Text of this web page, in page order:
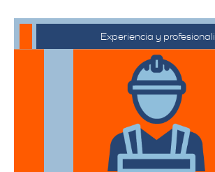
Experiencia y
Contamos con una extensa
en el sector de trasteos,
servicio confiable y de alta